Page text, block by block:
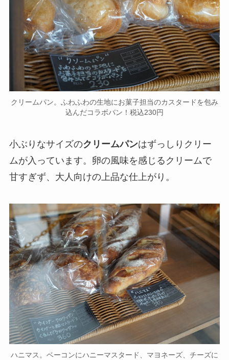
クリームパン。ふわふわの生地にお菓子担当のカスタードを包み
込んだコラボパン！税込230円
小ぶりなサイズのクリームパンはずっしりクリー
ムが入っています。卵の風味を感じるクリームで
甘すぎず、大人向けの上品な仕上がり。
ハニマス。ベーコンにハニーマスタード、マヨネーズ、チーズに